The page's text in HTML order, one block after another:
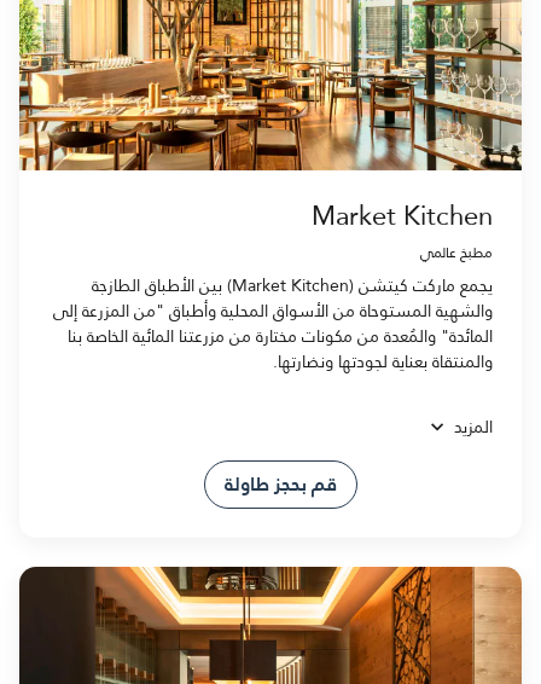
Market Kitchen
مطبخ عالمي
يجمع ماركت كيتشن (Market Kitchen) بين الأطباق الطازجة
والشهية المستوحاة من الأسواق المحلية وأطباق "من المزرعة إلى
المائدة" والمُعدة من مكونات مختارة من مزرعتنا المائية الخاصة بنا
والمنتقاة بعناية لجودتها ونضارتها.
المزيد
قم بحجز طاولة